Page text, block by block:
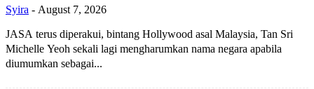
Syira - August 7, 2026
JASA terus diperakui, bintang Hollywood asal Malaysia, Tan Sri
Michelle Yeoh sekali lagi mengharumkan nama negara apabila
diumumkan sebagai...